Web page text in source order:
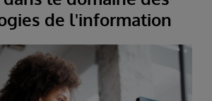
de l'information